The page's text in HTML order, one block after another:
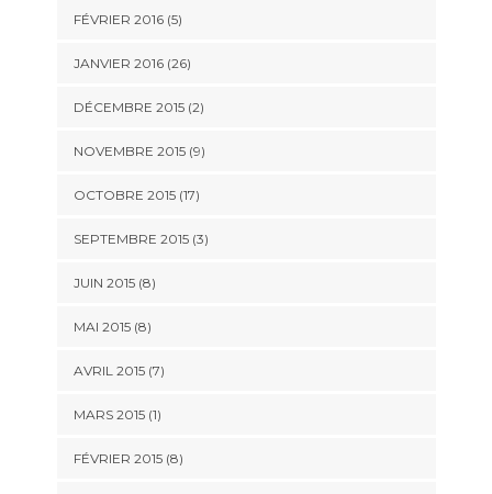
FÉVRIER 2016 (5)
JANVIER 2016 (26)
DÉCEMBRE 2015 (2)
NOVEMBRE 2015 (9)
OCTOBRE 2015 (17)
SEPTEMBRE 2015 (3)
JUIN 2015 (8)
MAI 2015 (8)
AVRIL 2015 (7)
MARS 2015 (1)
FÉVRIER 2015 (8)